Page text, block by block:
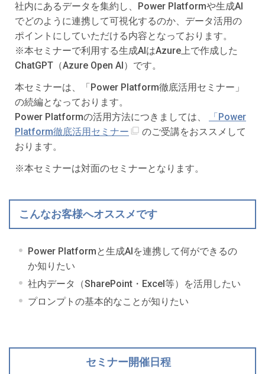
社内にあるデータを集約し、Power Platformや生成AI
でどのように連携して可視化するのか、データ活用の
ポイントにしていただける内容となっております。
※本セミナーで利用する生成AIはAzure上で作成した
ChatGPT（Azure Open AI）です。
本セミナーは、「Power Platform徹底活用セミナー」
の続編となっております。
Power Platformの活用方法につきましては、
「Power
Platform徹底活用セミナー
のご受講をおススメして
おります。
※本セミナーは対面のセミナーとなります。
こんなお客様へオススメです
Power Platformと生成AIを連携して何ができるの
か知りたい
社内データ（SharePoint・Excel等）を活用したい
プロンプトの基本的なことが知りたい
セミナー開催日程